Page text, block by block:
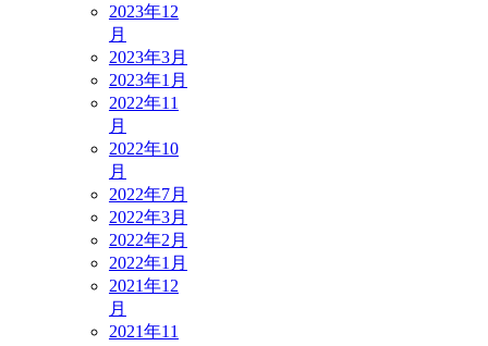
2023年12
月
2023年3月
2023年1月
2022年11
月
2022年10
月
2022年7月
2022年3月
2022年2月
2022年1月
2021年12
月
2021年11